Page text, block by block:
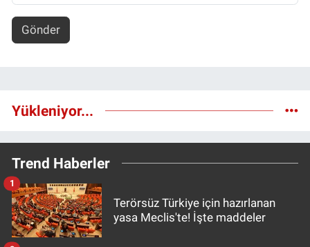
Gönder
Yükleniyor...
Trend Haberler
Terörsüz Türkiye için hazırlanan
yasa Meclis'te! İşte maddeler
1